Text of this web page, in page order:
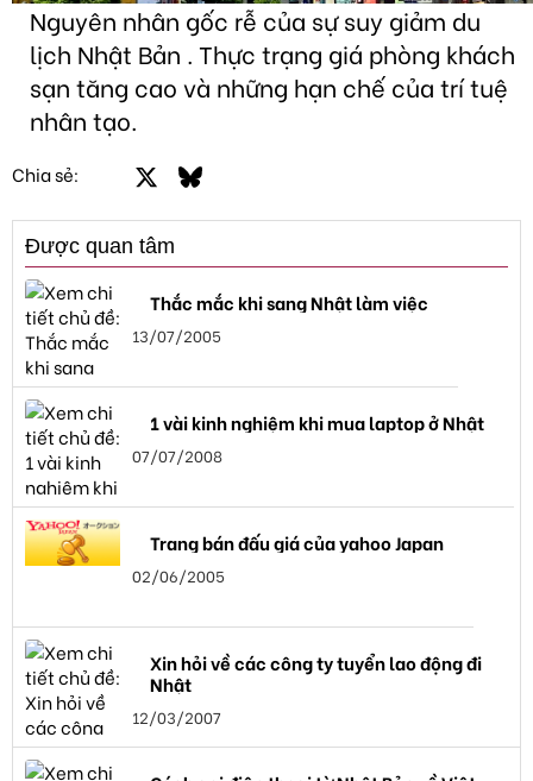
Nguyên nhân gốc rễ của sự suy giảm du
lịch Nhật Bản . Thực trạng giá phòng khách
sạn tăng cao và những hạn chế của trí tuệ
nhân tạo.
Chia sẻ: FacebookBluesky
Được quan tâm
Thắc mắc khi sang Nhật làm việc
13/07/2005
1 vài kinh nghiệm khi mua laptop ở Nhật
07/07/2008
Trang bán đấu giá của yahoo Japan
02/06/2005
Xin hỏi về các công ty tuyển lao động đi
Nhật
12/03/2007